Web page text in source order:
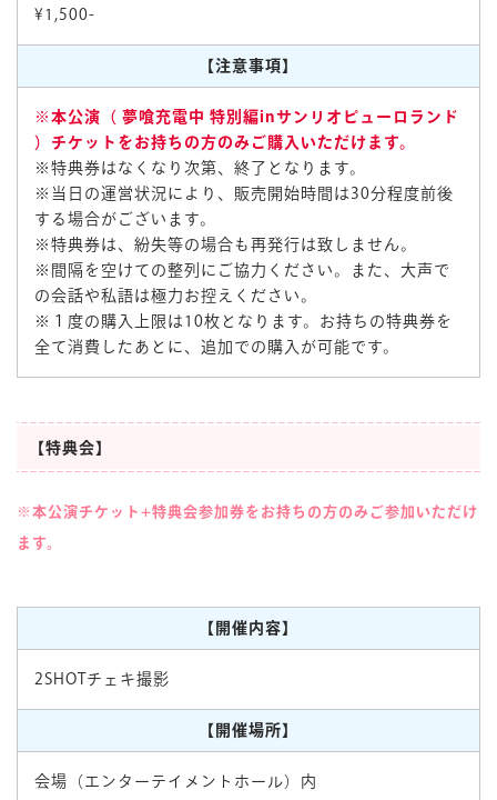
¥1,500-
【注意事項】
※本公演（ 夢喰充電中 特別編inサンリオピューロランド
）チケットをお持ちの方のみご購入いただけます。
※特典券はなくなり次第、終了となります。
※当日の運営状況により、販売開始時間は30分程度前後
する場合がございます。
※特典券は、紛失等の場合も再発行は致しません。
※間隔を空けての整列にご協力ください。また、大声で
の会話や私語は極力お控えください。
※１度の購入上限は10枚となります。お持ちの特典券を
全て消費したあとに、追加での購入が可能です。
【特典会】
※本公演チケット+特典会参加券をお持ちの方のみご参加いただけ
ます。
【開催内容】
2SHOTチェキ撮影
【開催場所】
会場（エンターテイメントホール）内